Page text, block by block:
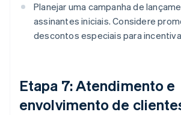
Planejar uma campanha de
assinantes iniciais. Considere
descontos especiais para
Etapa 7: Atendimento e
envolvimento de